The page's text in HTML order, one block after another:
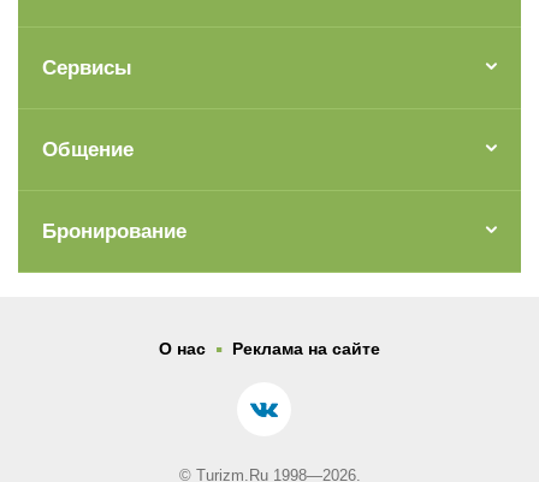
Сервисы
Общение
Бронирование
О нас . Реклама на сайте
© Turizm.Ru 1998—2026.